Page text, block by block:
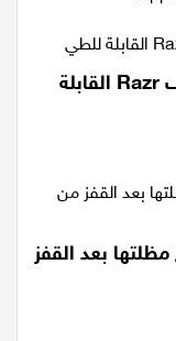
موترولا تطلق نسخة مميزة من هواتف Razr القابلة
بعد القفز